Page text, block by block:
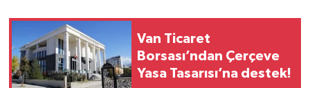
Van Ticaret
Borsası’ndan Çerçeve
Yasa Tasarısı’na destek!